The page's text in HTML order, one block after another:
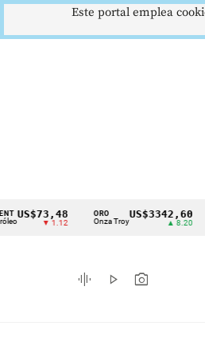
Cintillo
indicadores
económicos
▼ 1.12
ORO
Onza Troy
US$3342,60
Índ.
graphic_eq play_arrow photo_camera
Este portal emplea